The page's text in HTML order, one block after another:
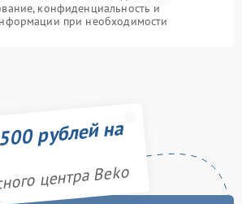
конфиденциальность и
при необходимости
рублей на
центра Beko